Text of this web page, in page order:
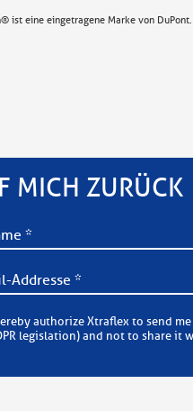
ist eine eingetragene Marke von DuPont.
MICH ZURÜCK
authorize Xtraflex to send me informative or commercial e-
legislation) and not to share it